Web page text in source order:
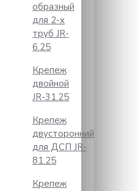
образный
для 2-х
труб JR-
6.25
Крепеж
двойной
JR-31.25
Крепеж
двусторонний
для ДСП JR-
81.25
Крепеж